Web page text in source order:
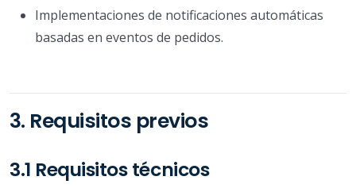
Implementaciones de notificaciones automáticas
basadas en eventos de pedidos.
3. Requisitos previos
3.1 Requisitos técnicos